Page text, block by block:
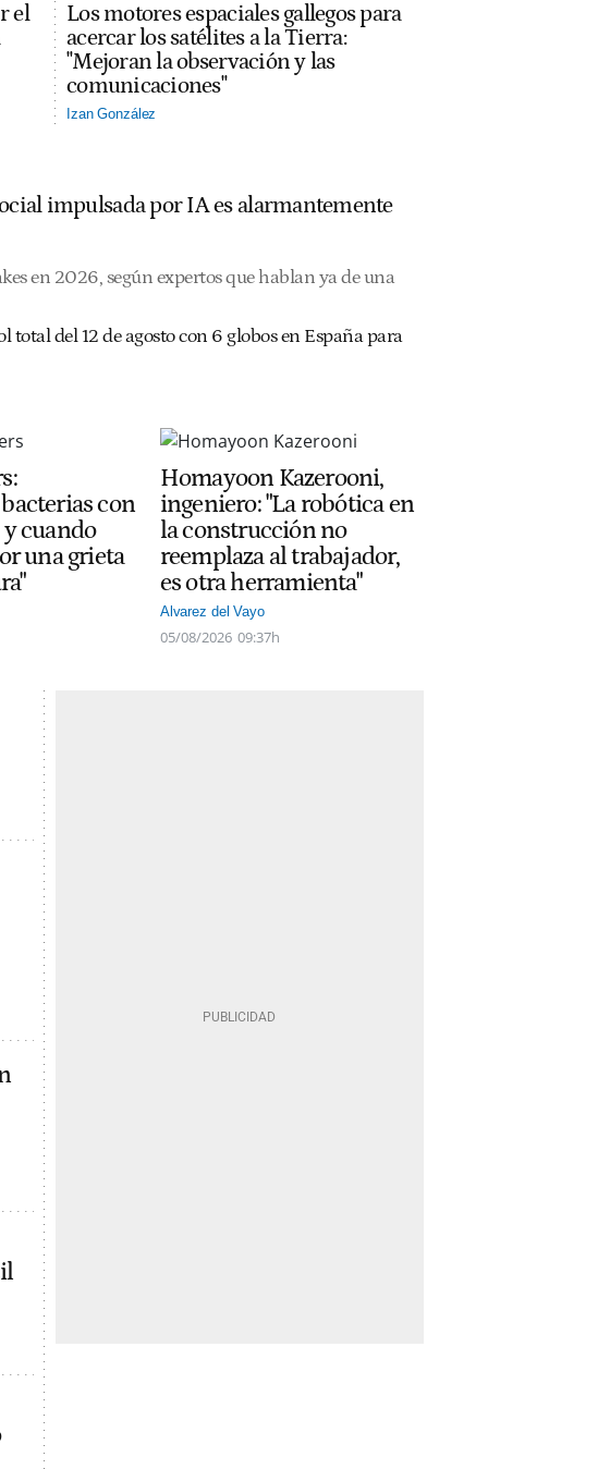
el
Los motores espaciales gallegos para
acercar los satélites a la Tierra:
"Mejoran la observación y las
comunicaciones"
Izan González
impulsada por IA es alarmantemente
en 2026, según expertos que hablan ya de una
total del 12 de agosto con 6 globos en España para
con
cuando
una grieta
Homayoon Kazerooni,
ingeniero: "La robótica en
la construcción no
reemplaza al trabajador,
es otra herramienta"
Alvarez del Vayo
05/08/2026 09:37h